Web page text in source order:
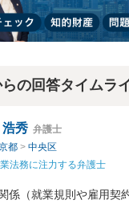
の回答タイムラ
浩秀 弁護士
都 > 中央区
法務に注力する弁護士
係（就業規則や雇用契